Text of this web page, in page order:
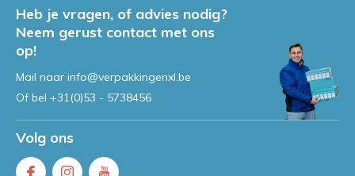
Heb je vragen, of advies nodig?
Neem gerust contact met ons
op!
Mail naar info@verpakkingenxl.be
Of bel +31(0)53 - 5738456
Volg ons